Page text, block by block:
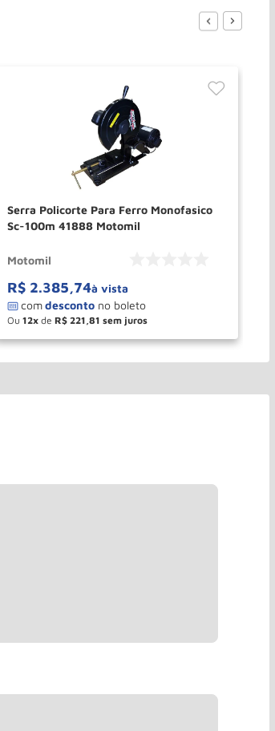
Serra Policorte Para Ferro Monofasico
Sc-100m 41888 Motomil
Motomil
R$ 2.385,74à vista
Ou 12 de R$ 221,81
＋
－ COMPRAR